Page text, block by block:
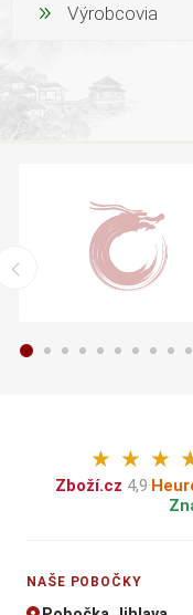
Výrobcovia
★ ★ ★
Zboží.cz 4,9·
NAŠE POBOČKY